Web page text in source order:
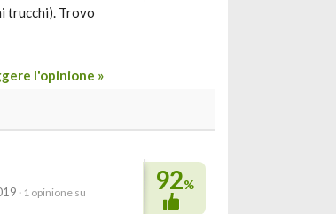
trucchi). Trovo
l'opinione »
· 1 opinione su
92%